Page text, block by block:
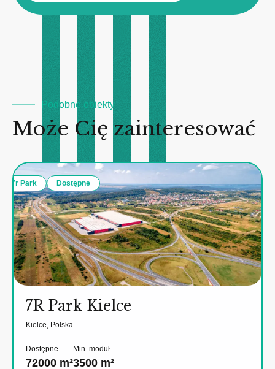
Podobne obiekty
Może Cię zainteresować
7r Park Dostępne
7R Park Kielce
Kielce, Polska
Dostępne
72000 m²
Min. moduł
3500 m²